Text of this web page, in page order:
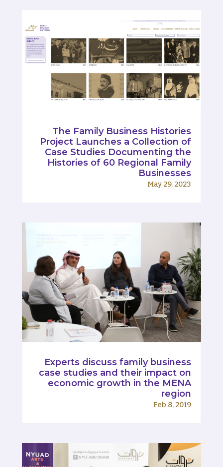
The Family Business Histories
Project Launches a Collection of
Case Studies Documenting the
Histories of 60 Regional Family
Businesses
May 29, 2023
Experts discuss family business
case studies and their impact on
economic growth in the MENA
region
Feb 8, 2019